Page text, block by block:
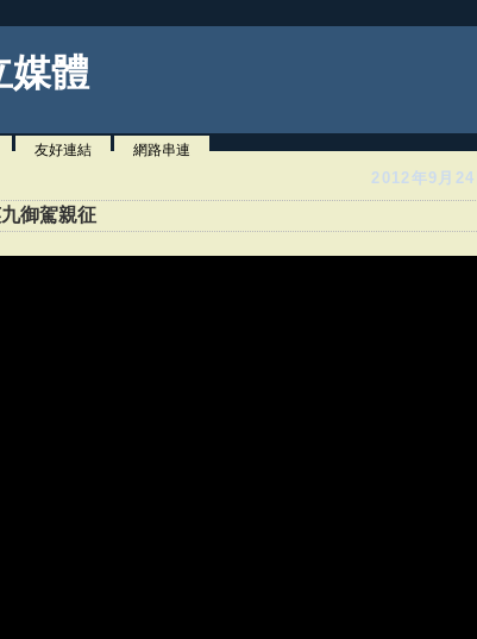
媒體
友好連結 網路串連
2012年9月
御駕親征